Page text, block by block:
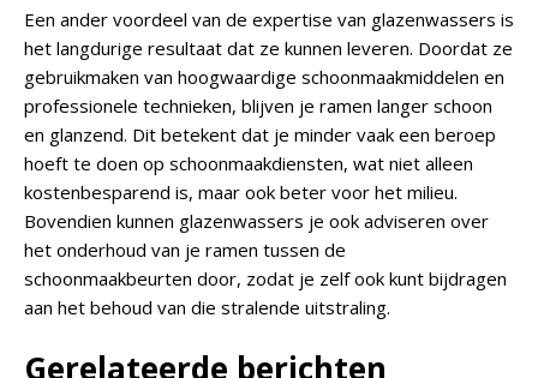
Een ander voordeel van de expertise van glazenwassers is
het langdurige resultaat dat ze kunnen leveren. Doordat ze
gebruikmaken van hoogwaardige schoonmaakmiddelen en
professionele technieken, blijven je ramen langer schoon
en glanzend. Dit betekent dat je minder vaak een beroep
hoeft te doen op schoonmaakdiensten, wat niet alleen
kostenbesparend is, maar ook beter voor het milieu.
Bovendien kunnen glazenwassers je ook adviseren over
het onderhoud van je ramen tussen de
schoonmaakbeurten door, zodat je zelf ook kunt bijdragen
aan het behoud van die stralende uitstraling.
Gerelateerde berichten